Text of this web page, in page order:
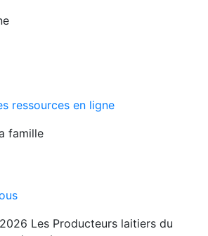
ressources en ligne
famille
Les Producteurs laitiers du